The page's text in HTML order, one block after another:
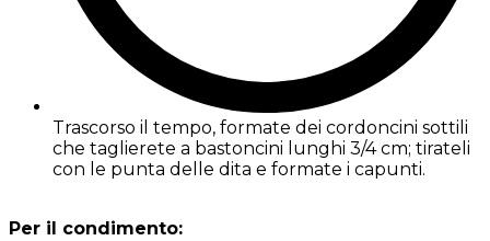
Trascorso il tempo, formate dei cordoncini sottili
che taglierete a bastoncini lunghi 3/4 cm; tirateli
con le punta delle dita e formate i capunti.
Per il condimento: